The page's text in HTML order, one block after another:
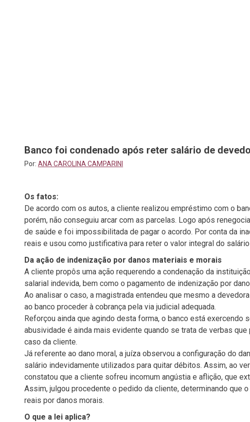
Banco foi condenado após reter salário de
Por: ANA CAROLINA CAMPARINI
Os fatos:
De acordo com os autos, a cliente realizou empréstimo com o
porém, não conseguiu arcar com as parcelas. Logo após
de saúde e foi impossibilitada de pagar o acordo. Por conta da
reais e usou como justificativa para reter o valor integral do
Da ação de indenização por danos materiais e morais
A cliente propôs uma ação requerendo a condenação da
salarial indevida, bem como o pagamento de indenização por
Ao analisar o caso, a magistrada entendeu que mesmo a
ao banco proceder à cobrança pela via judicial adequada.
Reforçou ainda que agindo desta forma, o banco está exercendo
abusividade é ainda mais evidente quando se trata de verbas
caso da cliente.
Já referente ao dano moral, a juíza observou a configuração do
salário indevidamente utilizados para quitar débitos. Assim, ao
constatou que a cliente sofreu incomum angústia e aflição, que
Assim, julgou procedente o pedido da cliente, determinando que
reais por danos morais.
O que a lei aplica?